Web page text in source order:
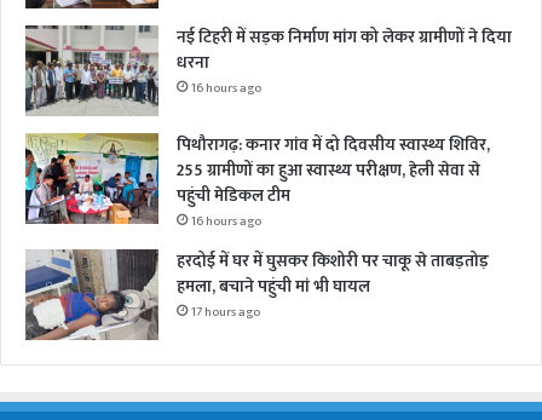
नई टिहरी में सड़क निर्माण मांग को लेकर ग्रामीणों ने दिया
धरना
16 hours ago
पिथौरागढ़: कनार गांव में दो दिवसीय स्वास्थ्य शिविर,
255 ग्रामीणों का हुआ स्वास्थ्य परीक्षण, हेली सेवा से
पहुंची मेडिकल टीम
16 hours ago
हरदोई में घर में घुसकर किशोरी पर चाकू से ताबड़तोड़
हमला, बचाने पहुंची मां भी घायल
17 hours ago